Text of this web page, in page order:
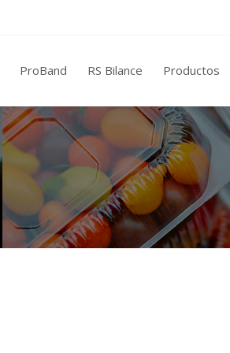
ProBand RS Bilance Productos